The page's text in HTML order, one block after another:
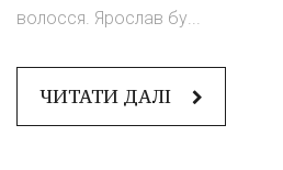
волосся. Ярослав бу...
ЧИТАТИ ДАЛІ